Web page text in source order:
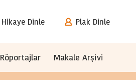
Hikaye Dinle Plak Dinle
Röportajlar Makale Arşivi